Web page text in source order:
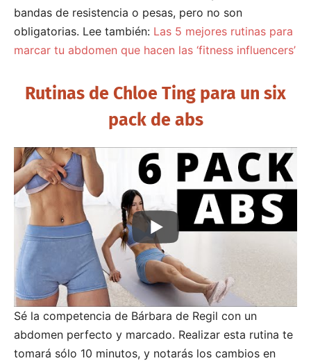
bandas de resistencia o pesas, pero no son
obligatorias. Lee también: Las 5 mejores rutinas para
marcar tu abdomen que hacen las ‘fitness influencers’
Rutinas de Chloe Ting para un six
pack de abs
Sé la competencia de Bárbara de Regil con un
abdomen perfecto y marcado. Realizar esta rutina te
tomará sólo 10 minutos, y notarás los cambios en